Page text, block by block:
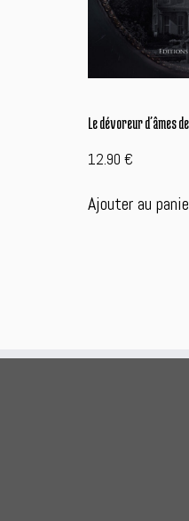
Le dévoreur d’âmes
12.90€
Ajouter au